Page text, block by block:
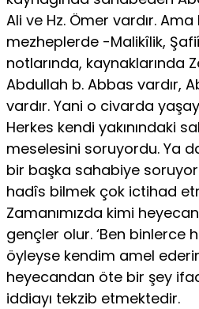
Ali ve Hz. Ömer vardır.
mezheplerde -Malikîlik,
notlarında, kaynaklarında
Abdullah b. Abbas vardır,
vardır. Yani o civarda
Herkes kendi yakınındaki
meselesini soruyordu. Ya
bir başka sahabiye
hadîs bilmek çok ictihad
Zamanımızda kimi
gençler olur. ‘Ben binlerce
öyleyse kendim amel
heyecandan öte bir şey
iddiayı tekzib etmektedir.